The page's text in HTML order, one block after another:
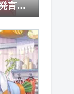
言が
？